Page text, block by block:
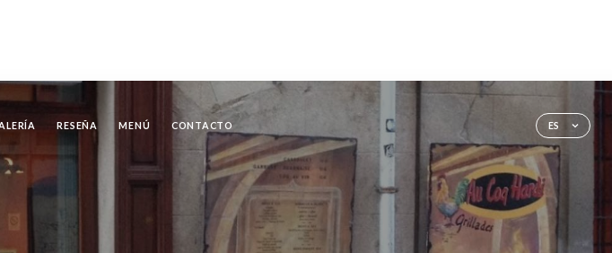
ES
RESEÑA MENÚ CONTACTO